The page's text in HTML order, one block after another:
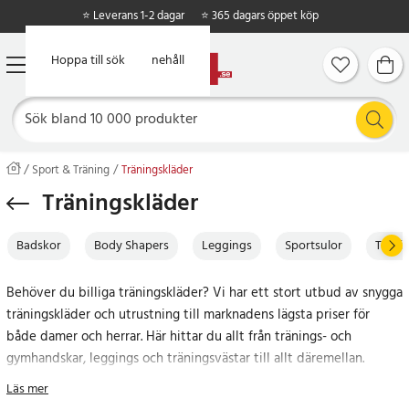
Hoppa till huvudinnehåll
Hoppa till sök
⭐ Leverans 1-2 dagar ⭐ 365 dagars öppet köp
Sport & Träning Träningskläder
Träningskläder
Badskor Body Shapers Leggings Sportsulor
Behöver du billiga träningskläder? Vi har ett stort utbud av snygga
träningskläder och utrustning till marknadens lägsta priser för
både damer och herrar. Här hittar du allt från tränings- och
gymhandskar, leggings och träningsvästar till allt däremellan.
När du handlar på 24.se får du prisgaranti, leverans inom 2-3 dagar
Läs mer